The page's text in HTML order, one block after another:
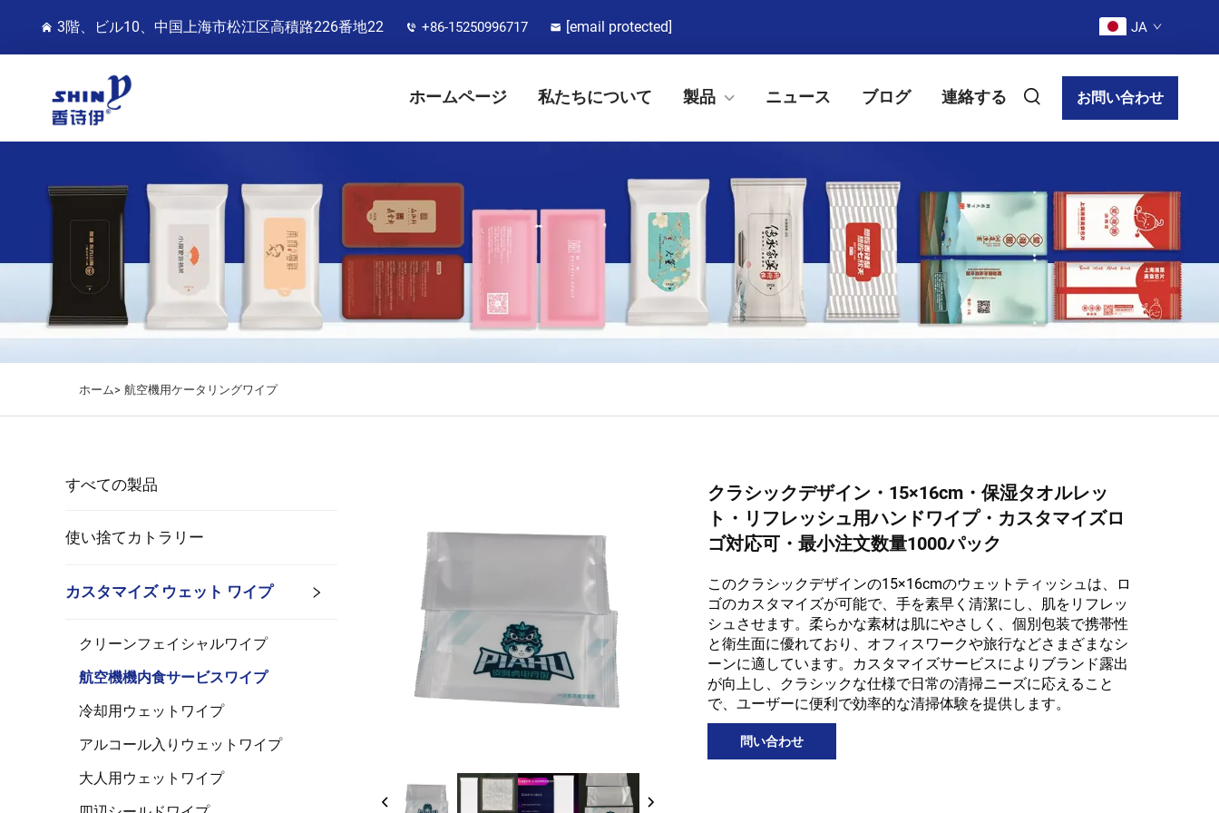
3階、ビル10、中国上海市松江区高積路226番地22 +86-15250996717 [email protected] JA
ホームページ 私たちについて 製品 ニュース ブログ 連絡する お問い合わせ
ホーム> 航空機用ケータリングワイプ
すべての製品
使い捨てカトラリー
カスタマイズ ウェット ワイプ
クリーンフェイシャルワイプ
航空機機内食サービスワイプ
冷却用ウェットワイプ
アルコール入りウェットワイプ
大人用ウェットワイプ
クラシックデザイン・15×16cm・保湿タオルレッ
ト・リフレッシュ用ハンドワイプ・カスタマイズロ
ゴ対応可・最小注文数量1000パック
このクラシックデザインの15×16cmのウェットティッシュは、ロ
ゴのカスタマイズが可能で、手を素早く清潔にし、肌をリフレッ
シュさせます。柔らかな素材は肌にやさしく、個別包装で携帯性
と衛生面に優れており、オフィスワークや旅行などさまざまなシ
ーンに適しています。カスタマイズサービスによりブランド露出
が向上し、クラシックな仕様で日常の清掃ニーズに応えること
で、ユーザーに便利で効率的な清掃体験を提供します。
問い合わせ